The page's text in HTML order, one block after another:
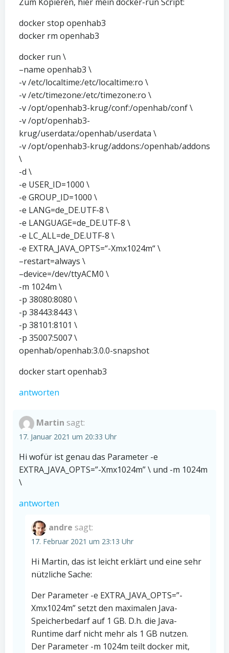
Zum Kopieren, hier mein docker-run Script:
docker stop openhab3
docker rm openhab3
docker run \
–name openhab3 \
-v /etc/localtime:/etc/localtime:ro \
-v /etc/timezone:/etc/timezone:ro \
-v /opt/openhab3-krug/conf:/openhab/conf \
-v /opt/openhab3-
krug/userdata:/openhab/userdata \
-v /opt/openhab3-krug/addons:/openhab/addons
\
-d \
-e USER_ID=1000 \
-e GROUP_ID=1000 \
-e LANG=de_DE.UTF-8 \
-e LANGUAGE=de_DE.UTF-8 \
-e LC_ALL=de_DE.UTF-8 \
-e EXTRA_JAVA_OPTS=“-Xmx1024m“ \
–restart=always \
–device=/dev/ttyACM0 \
-m 1024m \
-p 38080:8080 \
-p 38443:8443 \
-p 38101:8101 \
-p 35007:5007 \
openhab/openhab:3.0.0-snapshot
docker start openhab3
antworten
Martin sagt:
17. Januar 2021 um 20:33 Uhr
Hi wofür ist genau das Parameter -e
EXTRA_JAVA_OPTS=”-Xmx1024m” \ und -m 1024m
\
antworten
andre sagt:
17. Februar 2021 um 23:13 Uhr
Hi Martin, das ist leicht erklärt und eine sehr
nützliche Sache:
Der Parameter -e EXTRA_JAVA_OPTS=”-
Xmx1024m” setzt den maximalen Java-
Speicherbedarf auf 1 GB. D.h. die Java-
Runtime darf nicht mehr als 1 GB nutzen.
Der Parameter -m 1024m teilt docker mit,